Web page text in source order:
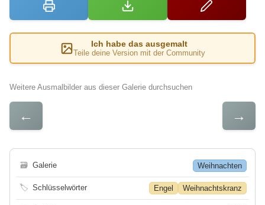
Ich habe das ausgemalt
Teile deine Version mit der Community
Weitere Ausmalbilder aus dieser Galerie durchsuchen
← →
🗃 Galerie Weihnachten
🏷 Schlüsselwörter Engel Weihnachtskranz